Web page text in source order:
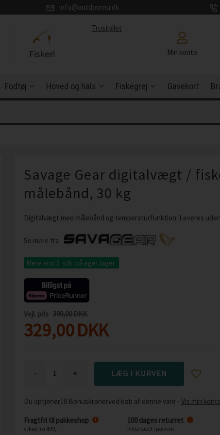
info@outdoornu.dk
Fiskeri
Trustpilot
Min konto
Fodtøj Hoved og hals Fiskegrej Gavekort
Savage Gear digitalvægt /
målebånd, 30 kg
Digitalvægt med målebånd og temperaturfunktion. Leveres
Se mere fra
Mere end 5 stk. på eget lager
Vejl. pris 399,00 DKK
329,00DKK
- +
Du optjener10 Bonuskronerved køb af denne vare -Vis min
Fragtfri til pakkeshop
v/køb fra 499,-
i 100 dages returret
Returlabel i pakken
i